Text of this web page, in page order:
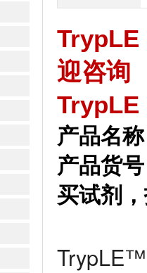
TrypLE
迎咨询
TrypLE
产品名
产品货
买试剂